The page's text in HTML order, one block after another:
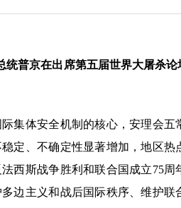
统普京在出席第五届世界大屠杀
体安全机制的核心，安理会五
定、不确定性显著增加，地区
西斯战争胜利和联合国成立75
边主义和战后国际秩序、维护